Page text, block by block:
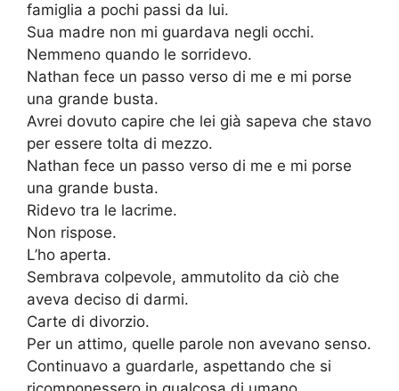
famiglia a pochi passi da lui.
Sua madre non mi guardava negli occhi.
Nemmeno quando le sorridevo.
Nathan fece un passo verso di me e mi porse
una grande busta.
Avrei dovuto capire che lei già sapeva che stavo
per essere tolta di mezzo.
Nathan fece un passo verso di me e mi porse
una grande busta.
Ridevo tra le lacrime.
Non rispose.
L’ho aperta.
Sembrava colpevole, ammutolito da ciò che
aveva deciso di darmi.
Carte di divorzio.
Per un attimo, quelle parole non avevano senso.
Continuavo a guardarle, aspettando che si